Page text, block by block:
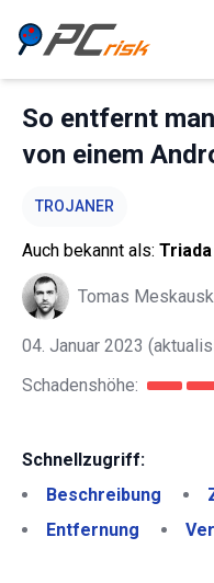
So entfernt
von einem
TROJANER
Auch bekannt als:
Tomas
04. Januar 2023
Schadenshöhe:
Schnellzugriff:
Beschreibung
Entfernung